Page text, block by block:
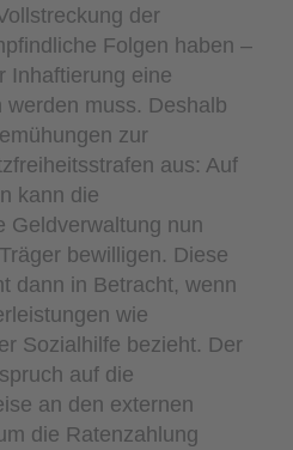
der
Folgen haben –
Inhaftierung eine
muss. Deshalb
zur
aus: Auf
kann die
Geldverwaltung nun
bewilligen. Diese
dann in Betracht, wenn
wie
Sozialhilfe bezieht. Der
auf die
an den externen
die Ratenzahlung